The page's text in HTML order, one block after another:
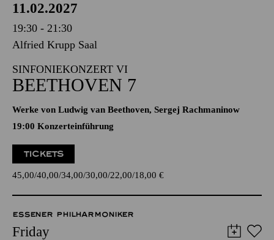
11.02.2027
19:30 - 21:30
Alfried Krupp Saal
SINFONIEKONZERT VI
BEETHOVEN 7
Werke von Ludwig van Beethoven, Sergej Rachmaninow
19:00 Konzerteinführung
TICKETS
45,00 40,00 34,00 30,00 22,00 18,00 €
ESSENER PHILHARMONIKER
Friday